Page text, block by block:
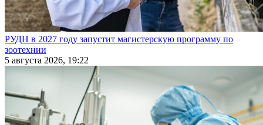
РУДН в 2027 году запустит магистерскую программу по
зоотехнии
5 августа 2026, 19:22